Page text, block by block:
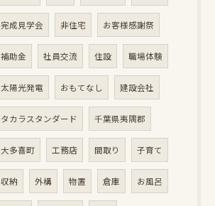
完成見学会 非住宅 お客様感謝祭
補助金 社員交流 住設 職場体験
太陽光発電 おもてなし 建設会社
タカラスタンダード 千葉県夷隅郡
大多喜町 工務店 間取り 子育て
収納 外構 物置 倉庫 お風呂